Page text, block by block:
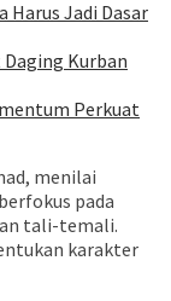
Harus Jadi Dasar
Kurban
Perkuat
menilai
pada
tali-temali.
karakter